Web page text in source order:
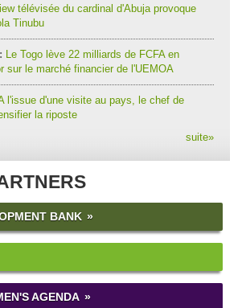
télévisée du cardinal d'Abuja provoque
Tinubu
Le Togo lève 22 milliards de FCFA en
sur le marché financier de l'UEMOA
l'issue d'une visite au pays, le chef de
la riposte
suite»
BANK
AGENDA